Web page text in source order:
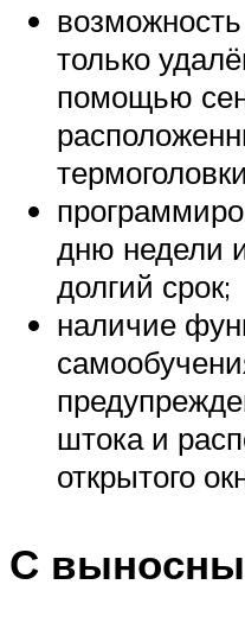
только
помощью
дню недели
долгий срок;
наличие
штока и
открытого
С